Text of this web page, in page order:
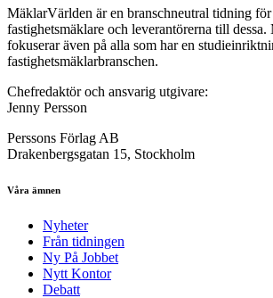
MäklarVärlden är en branschneutral tidning
fastighetsmäklare och leverantörerna till
fokuserar även på alla som har en
fastighetsmäklarbranschen.
Chefredaktör och ansvarig utgivare:
Jenny Persson
Perssons Förlag AB
Drakenbergsgatan 15, Stockholm
Våra ämnen
Nyheter
Från tidningen
Ny På Jobbet
Nytt Kontor
Debatt